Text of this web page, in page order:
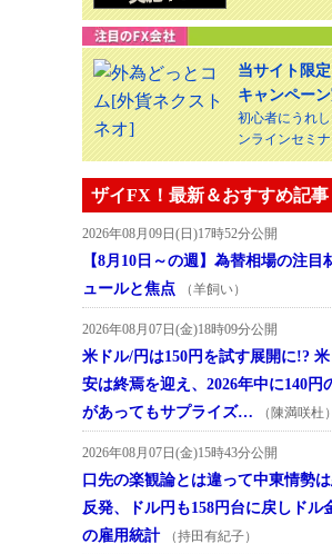
当サイト限定
キャンペー
初心者にうれ
ンラインセミ
ザイFX！最新＆おすすめ記事
2026年08月09日(日)17時52分公開
【8月10日～の週】為替相場の注目
ュールと焦点
（羊飼い）
2026年08月07日(金)18時09分公開
米ドル/円は150円を試す展開に!?
安は終焉を迎え、2026年中に140円
があってもサプライズ…
（陳満咲杜）
2026年08月07日(金)15時43分公開
口先の楽観論とは違って中東情勢
反発、ドル円も158円台に戻しドル
の雇用統計
（持田有紀子）